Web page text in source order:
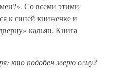
Со всеми этими
к синей книжечке и
кальян. Книга
кто подобен зверю сему?